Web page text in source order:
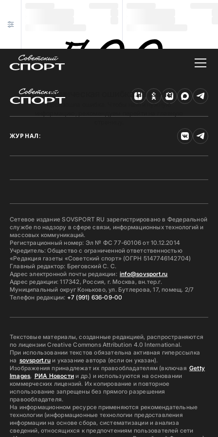
Техническая ошибка на сайте
Произошла ошибка. Чтобы найти нужную
ЖУРНАЛ:
Сетевое издание SOVSPORT RU зарегистрировано в Федеральной
службе по надзору в сфере связи, информационных технологий и
массовых коммуникаций.
Регистрационный номер: Эл № ФС 77-60106 от 10.12.2014
Учредитель: Общество с ограниченной ответственностью
«Редакция газеты «Советский спорт» (ОГРН 5147746142704)
Главный редактор: Бреговский С. С.
Адрес электронной почты редакции: info@sovsport.ru
Адрес редакции: 117342, Россия, г. Москва, вн.тер.г.
Муниципальный округ Коньково, ул. Бутлерова, 17, помещ. 2/7
Телефон редакции: +7 (991) 636-09-00
Текстовые материалы, созданные редакцией, распространяются
по лицензии Creative Commons Attribution 4.0 International.
При использовании текстов обязательна активная гиперссылка
на sovsport.ruи указание автора (если он указан).
Изображения принадлежат их правообладателям (включая Getty
Images, РИА Новостии др.) и используются на основании
коммерческих лицензий. Их копирование и повторное
использование запрещены без прямого разрешения
правообладателя.
На информационном ресурсе применяются рекомендательные
технологии (информационные технологии предоставления
информации на основе сбора, систематизации и анализа
сведений, относящихся к предпочтениям пользователей сети